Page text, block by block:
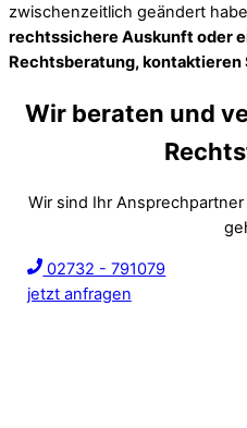
zwischenzeitlich geändert
rechtssichere Auskunft oder
Rechtsberatung, kontaktieren
Wir beraten und
Wir sind Ihr
02732 - 791079
jetzt anfragen